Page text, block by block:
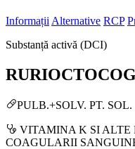
Informații Alternative RCP
Substanță activă (DCI)
PULB.+SOLV. PT. SOL.
VITAMINA K SI ALTE
COAGULARII